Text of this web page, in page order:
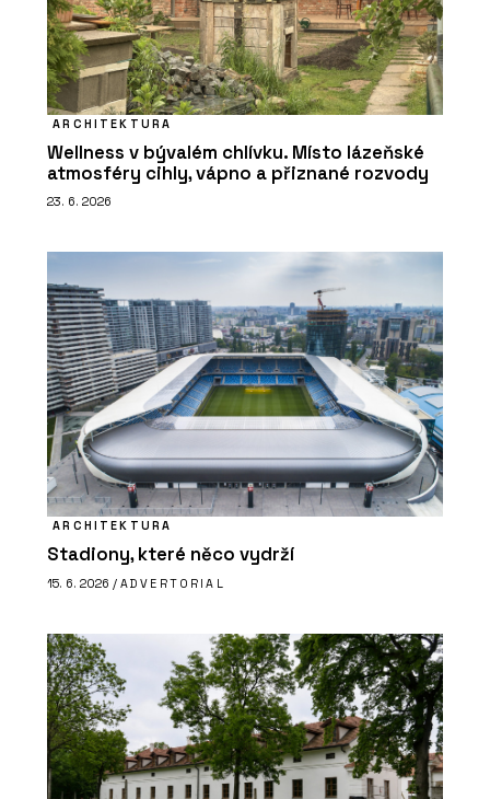
ARCHITEKTURA
Wellness v bývalém chlívku. Místo lázeňské
atmosféry cihly, vápno a přiznané rozvody
23. 6. 2026
ARCHITEKTURA
Stadiony, které něco vydrží
15. 6. 2026 / ADVERTORIAL